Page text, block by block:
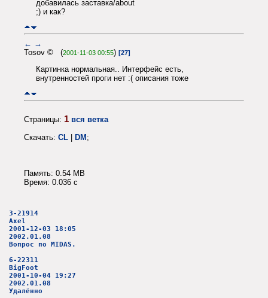
добавилась заставка/about
;) и как?
← →
Tosov © (2001-11-03 00:55) [27]
Картинка нормальная.. Интерфейс есть,
внутренностей проги нет :( описания тоже
Страницы: 1 вся ветка
Скачать: CL DM ;
Память: 0.54 MB
Время: 0.036 c
3-21914
Axel
2001-12-03 18:05
2002.01.08
Вопрос по MIDAS.
6-22311
BigFoot
2001-10-04 19:27
2002.01.08
Удалённо